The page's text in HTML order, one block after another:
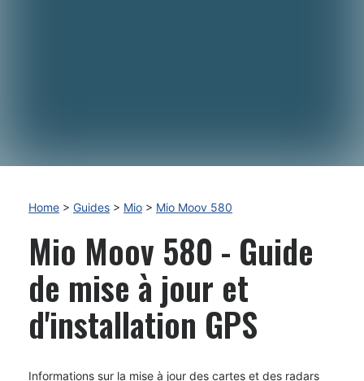
Home > Guides > Mio > Mio Moov 580
Mio Moov 580 - Guide
de mise à jour et
d'installation GPS
Informations sur la mise à jour des cartes et des radars